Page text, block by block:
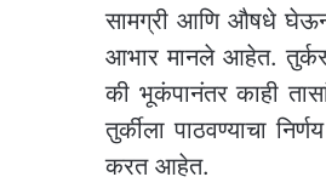
सामग्री आणि औषधे घेऊन
आभार मानले आहेत.
की भूकंपानंतर काही
तुर्कीला पाठवण्याचा
करत आहेत.